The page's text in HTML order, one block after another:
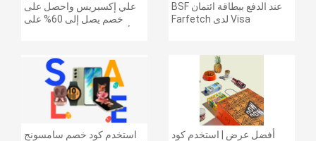
علي إكسبريس واحصل على
خصم يصل إلى 60% على
بقيمة 155 دولارًا أمريكيًا على
الطلبات التي تزيد قيمتها عن
1425 ريالًا سعوديًا | شحن مج
عند الدفع ببطاقة ائتمان BSF
Visa لدى Farfetch
استخدم كود خصم سامسونج
أفضل عرض | استخدم كود